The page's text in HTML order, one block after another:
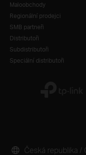
Maloobchody
Regionální prodejci
SMB partneři
Distributoři
Subdistributoři
Speciální distributoři
Česká republika /